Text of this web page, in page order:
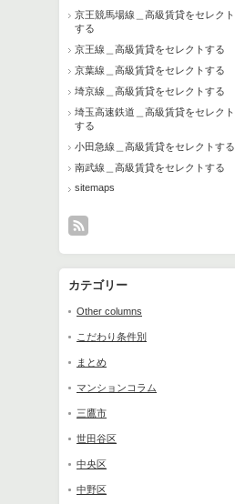
京王競馬場線＿高級賃貸をセレクト
する
京王線＿高級賃貸をセレクトする
京葉線＿高級賃貸をセレクトする
埼京線＿高級賃貸をセレクトする
埼玉高速鉄道＿高級賃貸をセレクト
する
小田急線＿高級賃貸をセレクトする
南武線＿高級賃貸をセレクトする
sitemaps
カテゴリー
Other columns
こだわり条件別
まとめ
マンションコラム
三鷹市
世田谷区
中央区
中野区